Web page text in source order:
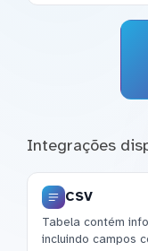
Integrações
CSV
Tabela contém
incluindo campos